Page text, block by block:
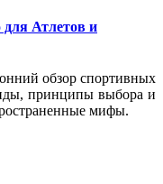
Атлетов и
обзор спортивных
принципы выбора и
мифы.